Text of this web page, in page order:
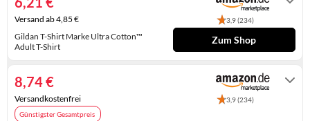
LAUFSCHUHE
PANTOLETTEN
TASCHEN-ZUBEHÖR
Gildan T-Shirt Marke Ultra Cotton™
Adult T-Shirt
3,9 (234)
Versand ab 4,85 €
Zum Shop
3,9 (234)
Günstigster Gesamtpreis
8,74 €
Versandkostenfrei